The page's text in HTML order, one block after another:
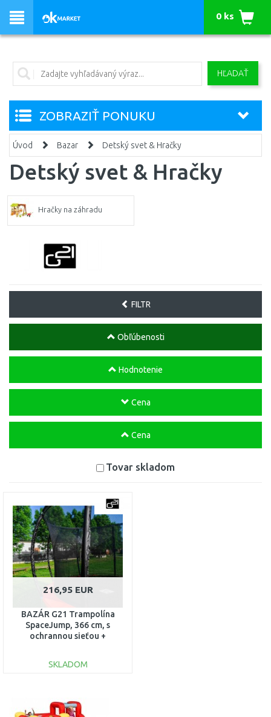
HĽADAŤ
0 ks
ZOBRAZIŤ PONUKU
Úvod Bazar Detský svet & Hračky
Detský svet & Hračky
Hračky na záhradu
FILTR
Obľúbenosti
Hodnotenie
Cena
Cena
Tovar skladom
216,95 EUR
BAZÁR G21 Trampolína
SpaceJump, 366 cm, s
ochrannou sieťou +
SKLADOM
Porovnať